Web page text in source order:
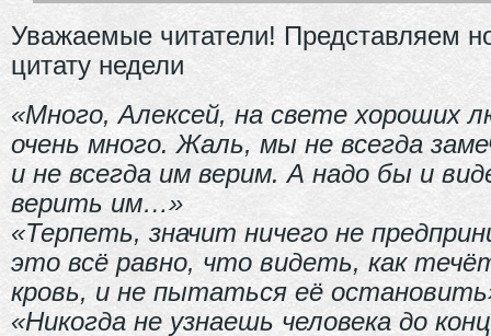
Уважаемые читатели! Представляем
цитату недели
«Много, Алексей, на свете хороших
очень много. Жаль, мы не всегда
и не всегда им верим. А надо бы и
верить им…»
«Терпеть, значит ничего не
это всё равно, что видеть, как
кровь, и не пытаться её
«Никогда не узнаешь человека до